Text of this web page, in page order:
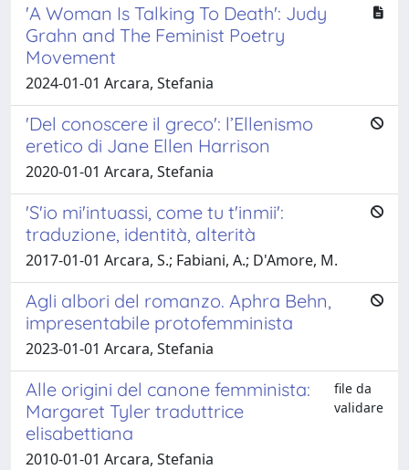
'A Woman Is Talking To Death': Judy
Grahn and The Feminist Poetry
Movement
2024-01-01 Arcara, Stefania
'Del conoscere il greco': l’Ellenismo
eretico di Jane Ellen Harrison
2020-01-01 Arcara, Stefania
'S'io mi'intuassi, come tu t'inmii':
traduzione, identità, alterità
2017-01-01 Arcara, S.; Fabiani, A.; D'Amore, M.
Agli albori del romanzo. Aphra Behn,
impresentabile protofemminista
2023-01-01 Arcara, Stefania
Alle origini del canone femminista:
Margaret Tyler traduttrice
elisabettiana
file da
validare
2010-01-01 Arcara, Stefania